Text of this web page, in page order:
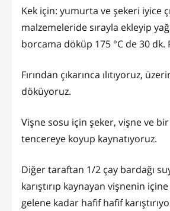
Kek için: yumurta ve şekeri iyice
malzemeleride sırayla ekleyip
borcama döküp 175 °C de 30 dk.
Fırından çıkarınca ılıtıyoruz,
döküyoruz.
Vişne sosu için şeker, vişne ve
tencereye koyup kaynatıyoruz.
Diğer taraftan 1/2 çay bardağı
karıştırıp kaynayan vişnenin
gelene kadar hafif hafif